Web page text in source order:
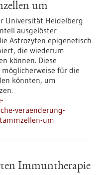
um
Universität Heidelberg
ausgelöster
Astrozyten epigenetisch
die wiederum
können. Diese
für die
könnten, um
veraenderung-
um
Immuntherapie